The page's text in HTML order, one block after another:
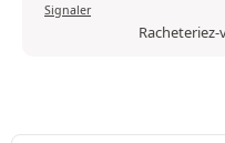
Signaler
Racheteriez-